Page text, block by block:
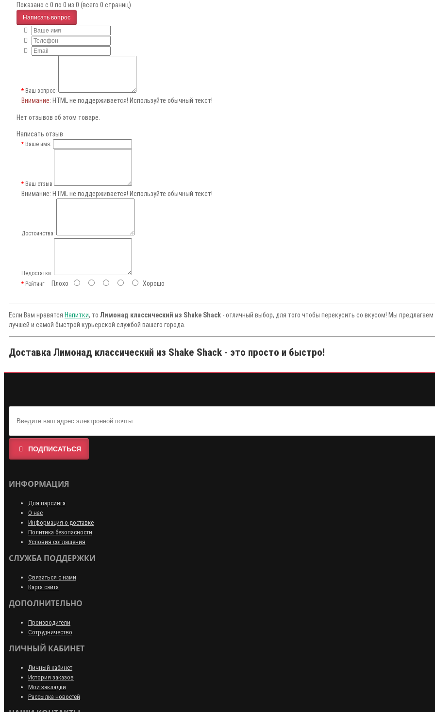
Показано с 0 по 0 из 0 (всего 0 страниц)
Написать вопрос
Ваш вопрос:
Внимание: HTML не поддерживается! Используйте обычный текст!
Нет отзывов об этом товаре.
Написать отзыв
Ваше имя:
Ваш отзыв
Внимание: HTML не поддерживается! Используйте обычный текст!
Достоинства:
Недостатки:
РейтингПлохо Хорошо
Если Вам нравятся Напитки, то Лимонад классический из Shake Shack - отличный выбор, для того чтобы перекусить со вкусом! Мы предлагаем
лучшей и самой быстрой курьерской службой вашего города.
Доставка Лимонад классический из Shake Shack - это просто и быстро!
ПОДПИСАТЬСЯ
ИНФОРМАЦИЯ
Для парсинга
О нас
Информация о доставке
Политика безопасности
Условия соглашения
СЛУЖБА ПОДДЕРЖКИ
Связаться с нами
Карта сайта
ДОПОЛНИТЕЛЬНО
Производители
Сотрудничество
ЛИЧНЫЙ КАБИНЕТ
Личный кабинет
История заказов
Мои закладки
Рассылка новостей